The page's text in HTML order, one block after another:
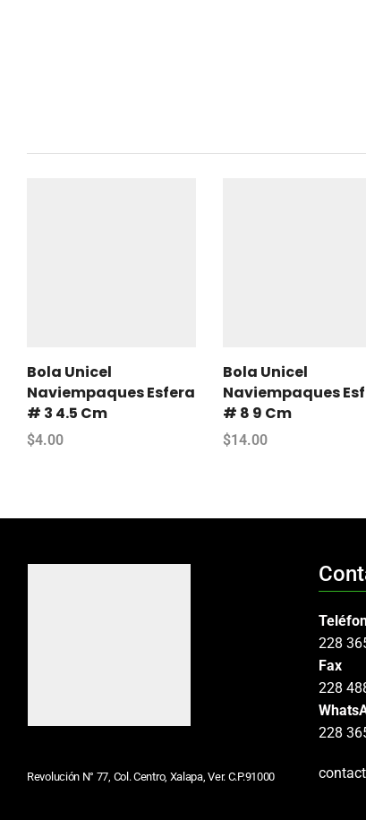
Bola Unicel
Naviempaques Esfera
# 3 4.5 Cm
$4.00
Bola Unicel
Naviempaques
# 8 9 Cm
$14.00
Revolución N° 77, Col. Centro, Xalapa, Ver. C.P.91000
228
Fax
228
228